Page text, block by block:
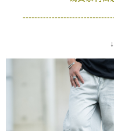
時審查核予不同之上限額度；
５．嚴禁一人註冊多個帳號或